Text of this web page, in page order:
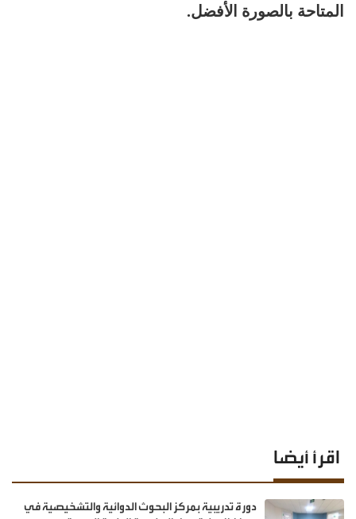
المتاحة بالصورة الأفضل.
اقرأ أيضا
دورة تدريبية بمركز البحوث الدوائية والتشخيصية في